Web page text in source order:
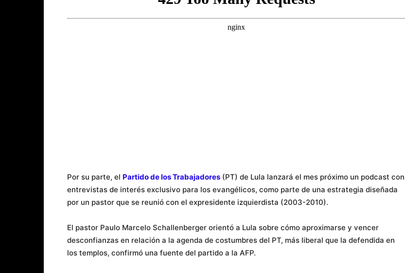
Por su parte, el Partido de los Trabajadores (PT) de Lula lanzará el mes próximo un podcast con
entrevistas de interés exclusivo para los evangélicos, como parte de una estrategia diseñada
por un pastor que se reunió con el expresidente izquierdista (2003-2010).
El pastor Paulo Marcelo Schallenberger orientó a Lula sobre cómo aproximarse y vencer
desconfianzas en relación a la agenda de costumbres del PT, más liberal que la defendida en
los templos, confirmó una fuente del partido a la AFP.